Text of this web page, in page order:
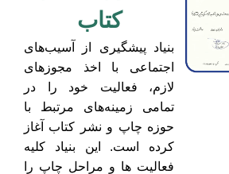
کتاب
بنیاد پیشگیری از آسیب­‎‏‌های
اجتماعی با اخذ مجوزهای
لازم، فعالیت خود را در
تمامی زمینه‌های مرتبط با
حوزه چاپ و نشر کتاب آغاز
کرده است. این بنیاد کلیه
فعالیت ها و مراحل چاپ را